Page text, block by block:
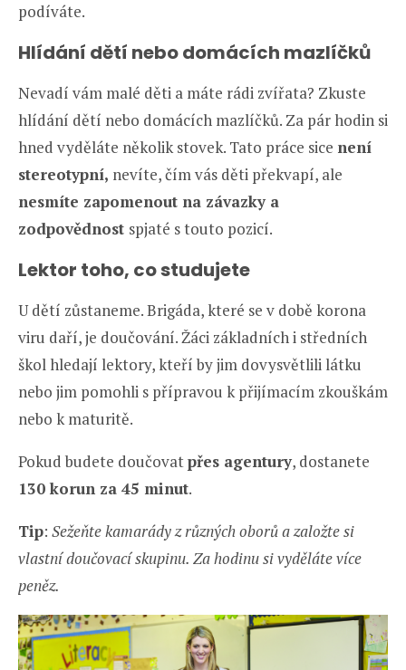
podíváte.
Hlídání dětí nebo domácích mazlíčků
Nevadí vám malé děti a máte rádi zvířata? Zkuste
hlídání dětí nebo domácích mazlíčků. Za pár hodin si
hned vyděláte několik stovek. Tato práce sice není
stereotypní, nevíte, čím vás děti překvapí, ale
nesmíte zapomenout na závazky a
zodpovědnost spjaté s touto pozicí.
Lektor toho, co studujete
U dětí zůstaneme. Brigáda, které se v době korona
viru daří, je doučování. Žáci základních i středních
škol hledají lektory, kteří by jim dovysvětlili látku
nebo jim pomohli s přípravou k přijímacím zkouškám
nebo k maturitě.
Pokud budete doučovatpřes agentury, dostanete
130 korun za 45 minut.
Tip: Sežeňte kamarády z různých oborů a založte si
vlastní doučovací skupinu. Za hodinu si vyděláte více
peněz.